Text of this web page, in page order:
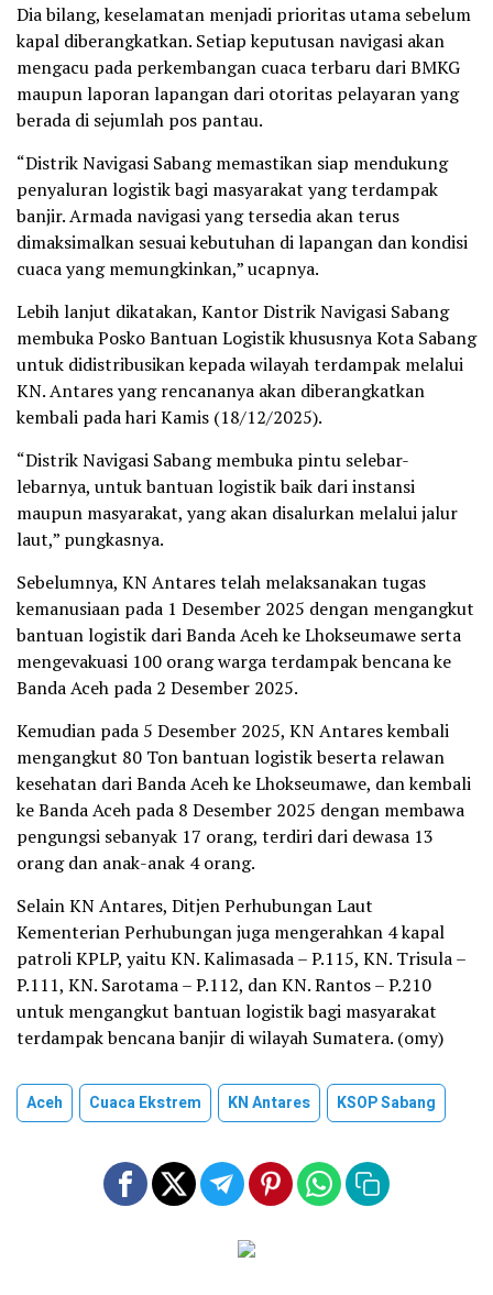
Dia bilang, keselamatan menjadi prioritas utama sebelum
kapal diberangkatkan. Setiap keputusan navigasi akan
mengacu pada perkembangan cuaca terbaru dari BMKG
maupun laporan lapangan dari otoritas pelayaran yang
berada di sejumlah pos pantau.
“Distrik Navigasi Sabang memastikan siap mendukung
penyaluran logistik bagi masyarakat yang terdampak
banjir. Armada navigasi yang tersedia akan terus
dimaksimalkan sesuai kebutuhan di lapangan dan kondisi
cuaca yang memungkinkan,” ucapnya.
Lebih lanjut dikatakan, Kantor Distrik Navigasi Sabang
membuka Posko Bantuan Logistik khususnya Kota Sabang
untuk didistribusikan kepada wilayah terdampak melalui
KN. Antares yang rencananya akan diberangkatkan
kembali pada hari Kamis (18/12/2025).
“Distrik Navigasi Sabang membuka pintu selebar-
lebarnya, untuk bantuan logistik baik dari instansi
maupun masyarakat, yang akan disalurkan melalui jalur
laut,” pungkasnya.
Sebelumnya, KN Antares telah melaksanakan tugas
kemanusiaan pada 1 Desember 2025 dengan mengangkut
bantuan logistik dari Banda Aceh ke Lhokseumawe serta
mengevakuasi 100 orang warga terdampak bencana ke
Banda Aceh pada 2 Desember 2025.
Kemudian pada 5 Desember 2025, KN Antares kembali
mengangkut 80 Ton bantuan logistik beserta relawan
kesehatan dari Banda Aceh ke Lhokseumawe, dan kembali
ke Banda Aceh pada 8 Desember 2025 dengan membawa
pengungsi sebanyak 17 orang, terdiri dari dewasa 13
orang dan anak-anak 4 orang.
Selain KN Antares, Ditjen Perhubungan Laut
Kementerian Perhubungan juga mengerahkan 4 kapal
patroli KPLP, yaitu KN. Kalimasada – P.115, KN. Trisula –
P.111, KN. Sarotama – P.112, dan KN. Rantos – P.210
untuk mengangkut bantuan logistik bagi masyarakat
terdampak bencana banjir di wilayah Sumatera. (omy)
Aceh Cuaca Ekstrem KN Antares KSOP Sabang